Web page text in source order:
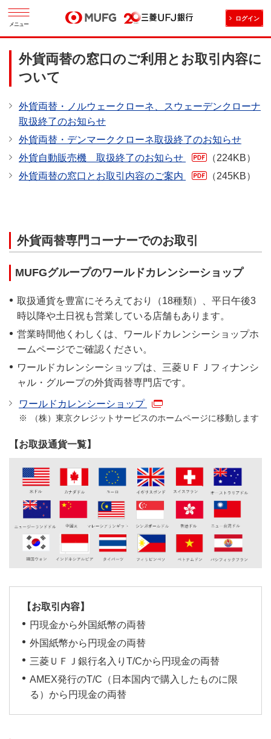
メニュー
ログイン
外貨両替の窓口のご利用とお取引内容に
ついて
外貨両替・ノルウェークローネ、スウェーデンクローナ
取扱終了のお知らせ
外貨両替・デンマーククローネ取扱終了のお知らせ
外貨自動販売機 取扱終了のお知らせ
（224KB）
外貨両替の窓口とお取引内容のご案内
（245KB）
外貨両替専門コーナーでのお取引
MUFGグループのワールドカレンシーショップ
取扱通貨を豊富にそろえており（18種類）、平日午後3
時以降や土日祝も営業している店舗もあります。
営業時間他くわしくは、ワールドカレンシーショップホ
ームページでご確認ください。
ワールドカレンシーショップは、三菱ＵＦＪフィナンシ
ャル・グループの外貨両替専門店です。
ワールドカレンシーショップ
（株）東京クレジットサービスのホームページに移動します
【お取扱通貨一覧】
【お取引内容】
円現金から外国紙幣の両替
外国紙幣から円現金の両替
三菱ＵＦＪ銀行名入りT/Cから円現金の両替
AMEX発行のT/C（日本国内で購入したものに限
る）から円現金の両替